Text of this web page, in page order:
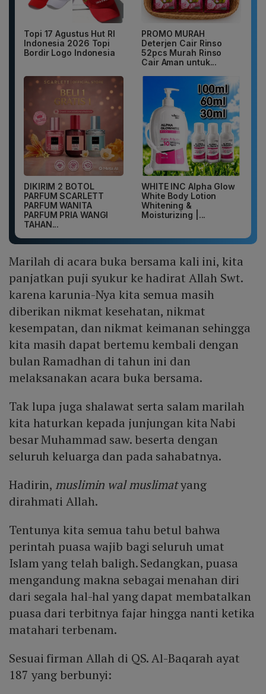
Topi 17 Agustus Hut RI
Indonesia 2026 Topi
Bordir Logo Indonesia
PROMO MURAH
Deterjen Cair Rinso
52pcs Murah Rinso
Cair Aman untuk...
DIKIRIM 2 BOTOL
PARFUM SCARLETT
PARFUM WANITA
PARFUM PRIA WANGI
TAHAN...
WHITE INC Alpha Glow
White Body Lotion
Whitening &
Moisturizing |...
Marilah di acara buka bersama kali ini, kita
panjatkan puji syukur ke hadirat Allah Swt.
karena karunia-Nya kita semua masih
diberikan nikmat kesehatan, nikmat
kesempatan, dan nikmat keimanan sehingga
kita masih dapat bertemu kembali dengan
bulan Ramadhan di tahun ini dan
melaksanakan acara buka bersama.
Tak lupa juga shalawat serta salam marilah
kita haturkan kepada junjungan kita Nabi
besar Muhammad saw. beserta dengan
seluruh keluarga dan pada sahabatnya.
Hadirin, muslimin wal muslimatyang
dirahmati Allah.
Tentunya kita semua tahu betul bahwa
perintah puasa wajib bagi seluruh umat
Islam yang telah baligh. Sedangkan, puasa
mengandung makna sebagai menahan diri
dari segala hal-hal yang dapat membatalkan
puasa dari terbitnya fajar hingga nanti ketika
matahari terbenam.
Sesuai firman Allah di QS. Al-Baqarah ayat
187 yang berbunyi: